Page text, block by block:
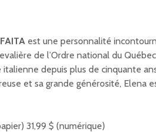
est une personnalité
de l’Ordre national du
italienne depuis plus de cinquante
et sa grande générosité, Elena
31,99 $ (numérique)